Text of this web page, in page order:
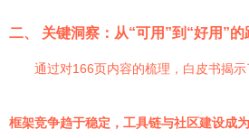
二、 关键洞察：从“可用”到“好用”的
通过对166页内容的梳理，白皮书揭示
框架竞争趋于稳定，工具链与社区建设成